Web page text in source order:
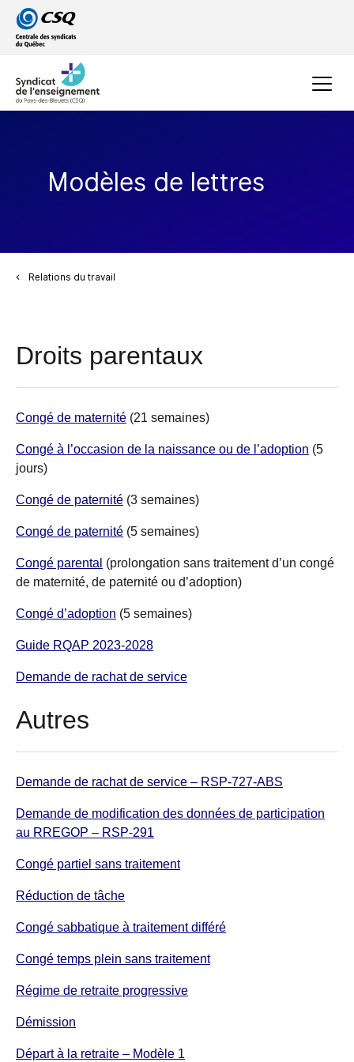
Passer
au
menu
Passer
au
contenu
Modèles de lettres
Relations du travail
Droits parentaux
Congé de maternité (21 semaines)
Congé à l’occasion de la naissance ou de l’adoption (5
jours)
Congé de paternité (3 semaines)
Congé de paternité (5 semaines)
Congé parental (prolongation sans traitement d’un congé
de maternité, de paternité ou d’adoption)
Congé d’adoption (5 semaines)
Guide RQAP 2023-2028
Demande de rachat de service
Autres
Demande de rachat de service – RSP-727-ABS
Demande de modification des données de participation
au RREGOP – RSP-291
Congé partiel sans traitement
Réduction de tâche
Congé sabbatique à traitement différé
Congé temps plein sans traitement
Régime de retraite progressive
Démission
Départ à la retraite – Modèle 1